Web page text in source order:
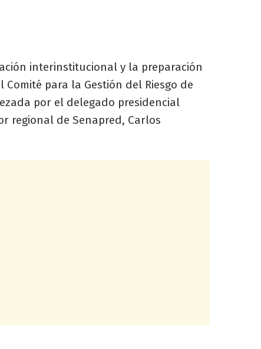
interinstitucional y la preparación
para la Gestión del Riesgo de
por el delegado presidencial
regional de Senapred, Carlos